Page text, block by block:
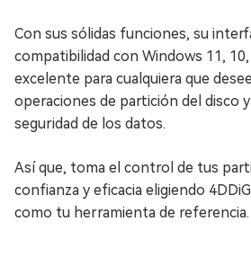
Con sus sólidas funciones, su
compatibilidad con Windows 11,
excelente para cualquiera que
operaciones de partición del disco
seguridad de los datos.
Así que, toma el control de tus
confianza y eficacia eligiendo
como tu herramienta de referencia.